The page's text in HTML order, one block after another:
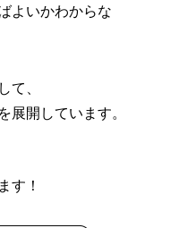
よいかわからな
て、
展開しています。
す！